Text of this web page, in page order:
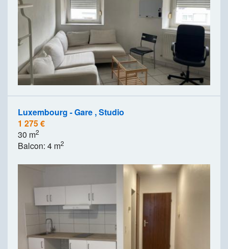
Luxembourg - Gare , Studio
1 275 €
30 m2
Balcon: 4 m2